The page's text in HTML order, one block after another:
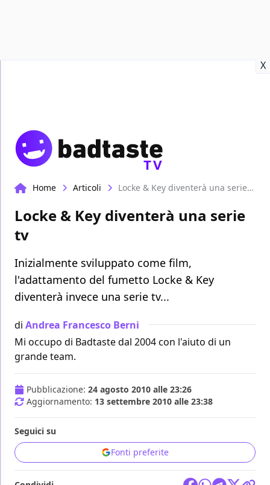
X
TV
Home Articoli Locke & Key diventerà una serie tv
Locke & Key diventerà una serie
tv
Inizialmente sviluppato come film,
l'adattamento del fumetto Locke & Key
diventerà invece una serie tv...
di Andrea Francesco Berni
Mi occupo di Badtaste dal 2004 con l'aiuto di un
grande team.
Pubblicazione: 24 agosto 2010 alle 23:26
Aggiornamento: 13 settembre 2010 alle 23:38
Seguici su
Fonti preferite